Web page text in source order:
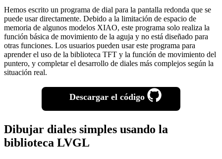
Hemos escrito un programa de dial para la pantalla redonda que se
puede usar directamente. Debido a la limitación de espacio de
memoria de algunos modelos XIAO, este programa solo realiza la
función básica de movimiento de la aguja y no está diseñado para
otras funciones. Los usuarios pueden usar este programa para
aprender el uso de la biblioteca TFT y la función de movimiento del
puntero, y completar el desarrollo de diales más complejos según la
situación real.
Descargar el código
Dibujar diales simples usando la
biblioteca LVGL